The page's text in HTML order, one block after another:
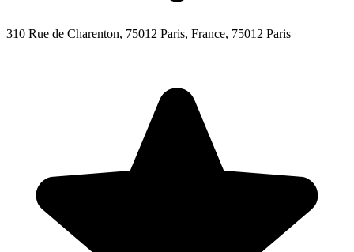
310 Rue de Charenton, 75012 Paris, France, 75012 Paris